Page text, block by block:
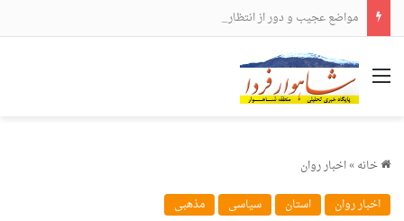
مواضع عجیب و دور از انتظار علی لاریجانی
منو
خانه»اخبار روان
اخبار روان
استان سیاسی مذهبی